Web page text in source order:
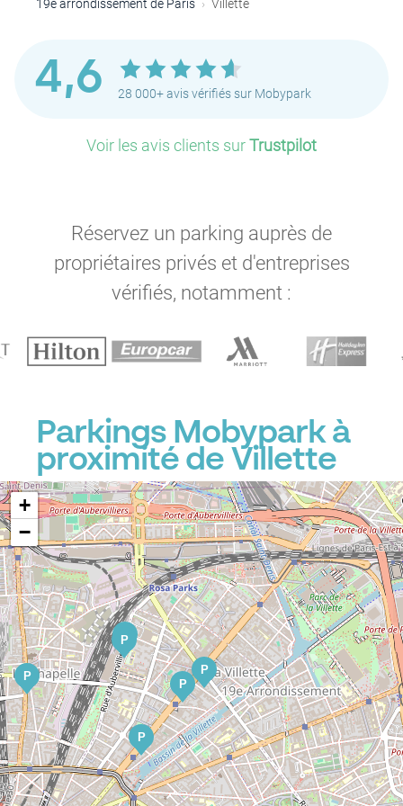
19e arrondissement de Paris
Villette
4,6 28 000+ avis vérifiés sur Mobypark
Voir les avis clients surTrustpilot
Réservez un parking auprès de
propriétaires privés et d'entreprises
vérifiés, notamment :
Parkings Mobypark à
proximité de Villette
P
P
P
P
P
P
+
−